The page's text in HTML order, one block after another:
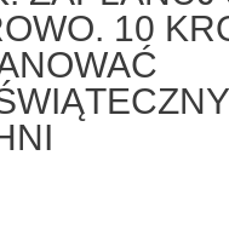
10